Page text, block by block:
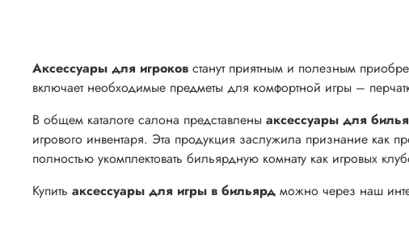
Аксессуары для игроков станут приятным и полезным
включает необходимые предметы для комфортной игры –
В общем каталоге салона представлены аксессуары для
игрового инвентаря. Эта продукция заслужила признание как
полностью укомплектовать бильярдную комнату как игровых
Купить аксессуары для игры в бильярд можно через наш